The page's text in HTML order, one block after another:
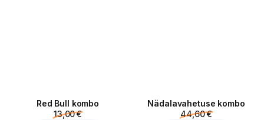
Red Bull kombo
13,00 €
Nädalavahetuse kombo
44,60 €